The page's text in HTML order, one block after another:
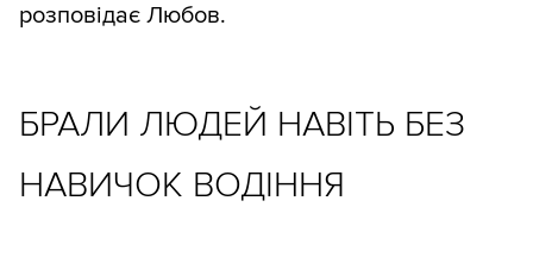
розповідає Любов.
БРАЛИ ЛЮДЕЙ НАВІТЬ БЕЗ
НАВИЧОК ВОДІННЯ